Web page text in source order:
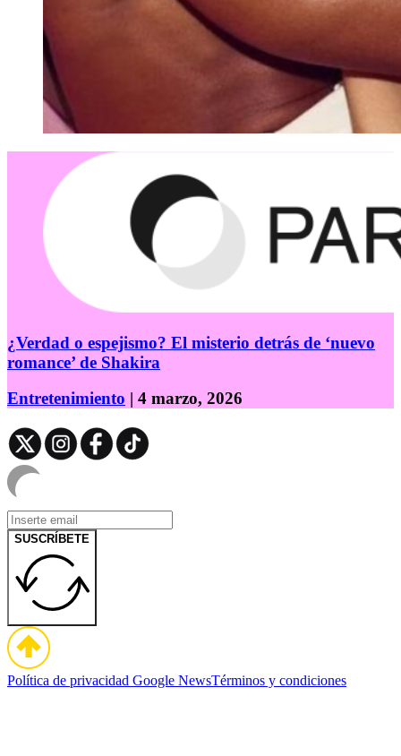
¿Verdad o espejismo? El misterio detrás de ‘nuevo
romance’ de Shakira
Entretenimiento | 4 marzo, 2026
SUSCRÍBETE
Política de privacidad Google NewsTérminos y condiciones